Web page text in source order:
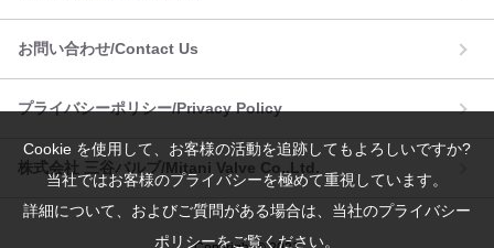
お問い合わせ/Contact Us
プライバシーポリシー/Privacy Policy
株式会社 三谷バルブ/Mitani Valve Co.,Ltd.
Cookie を使用して、お客様の活動を追跡してもよろしいですか?
当社ではお客様のプライバシーを極めて重視しています。
詳細について、およびご質問がある場合は、当社のプライバシー
ポリシーをご覧ください。